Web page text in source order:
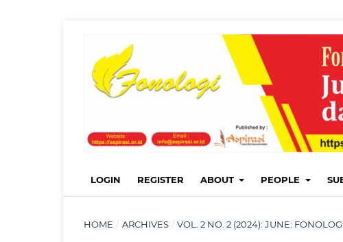
LOGIN REGISTER ABOUT PEOPLE
HOME / ARCHIVES / VOL. 2 NO. 2 (2024): JUNE: